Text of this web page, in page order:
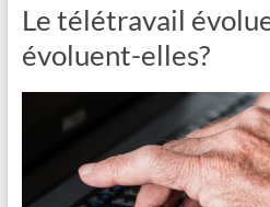
Le télétravail
évoluent-elles?